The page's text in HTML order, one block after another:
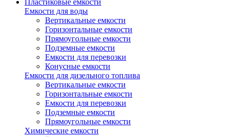
Пластиковые емкости
Емкости для воды
Вертикальные емкости
Горизонтальные емкости
Прямоугольные емкости
Подземные емкости
Емкости для перевозки
Конусные емкости
Емкости для дизельного топлива
Вертикальные емкости
Горизонтальные емкости
Емкости для перевозки
Подземные емкости
Прямоугольные емкости
Химические емкости